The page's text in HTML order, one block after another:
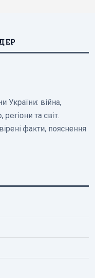
України: війна,
регіони та світ.
факти, пояснення